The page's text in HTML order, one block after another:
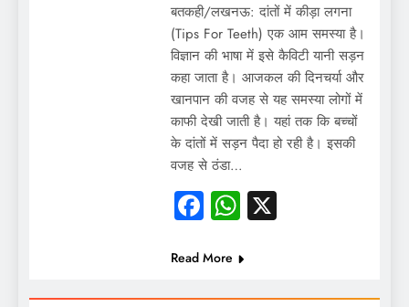
बतकही/लखनऊ: दांतों में कीड़ा लगना
(Tips For Teeth) एक आम समस्या है।
विज्ञान की भाषा में इसे कैविटी यानी सड़न
कहा जाता है। आजकल की दिनचर्या और
खानपान की वजह से यह समस्या लोगों में
काफी देखी जाती है। यहां तक कि बच्चों
के दांतों में सड़न पैदा हो रही है। इसकी
वजह से ठंडा…
Facebook
WhatsApp
X
Read More